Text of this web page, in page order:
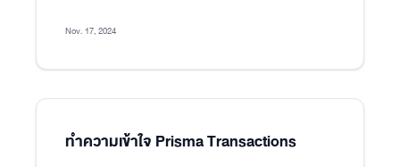
Nov. 17, 2024
ทำความเข้าใจ Prisma Transactions